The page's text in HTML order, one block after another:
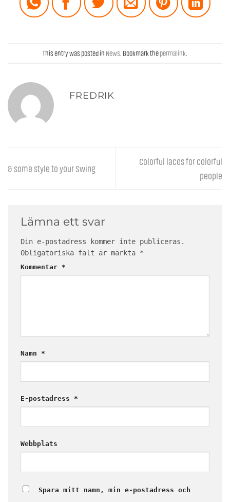
This entry was posted in News . Bookmark thepermalink
FREDRIK
& some style to your Swing
Colorful laces for colorful
people
Lämna ett svar
Din e-postadress kommer inte publiceras.
Obligatoriska fält är märkta *
Kommentar *
Namn *
E-postadress *
Webbplats
Spara mitt namn, min e-postadress och